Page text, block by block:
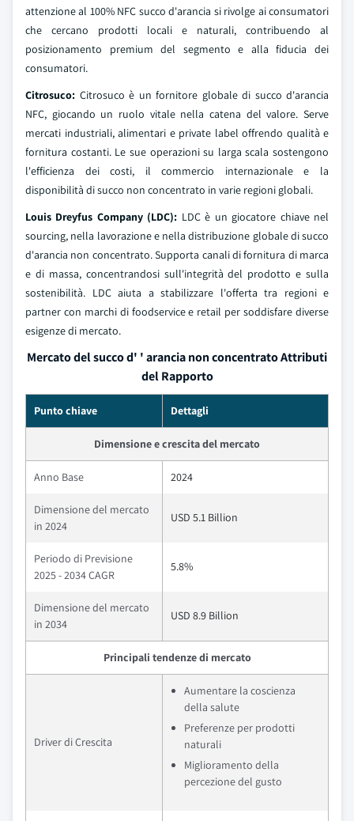
attenzione al 100% NFC succo d'arancia si rivolge ai consumatori
che cercano prodotti locali e naturali, contribuendo al
posizionamento premium del segmento e alla fiducia dei
consumatori.
Citrosuco: Citrosuco è un fornitore globale di succo d'arancia
NFC, giocando un ruolo vitale nella catena del valore. Serve
mercati industriali, alimentari e private label offrendo qualità e
fornitura costanti. Le sue operazioni su larga scala sostengono
l'efficienza dei costi, il commercio internazionale e la
disponibilità di succo non concentrato in varie regioni globali.
Louis Dreyfus Company (LDC): LDC è un giocatore chiave nel
sourcing, nella lavorazione e nella distribuzione globale di succo
d'arancia non concentrato. Supporta canali di fornitura di marca
e di massa, concentrandosi sull'integrità del prodotto e sulla
sostenibilità. LDC aiuta a stabilizzare l'offerta tra regioni e
partner con marchi di foodservice e retail per soddisfare diverse
esigenze di mercato.
Mercato del succo d' ' arancia non concentrato Attributi
del Rapporto
Punto chiave Dettagli
Dimensione e crescita del mercato
Anno Base 2024
Dimensione del mercato
in 2024
USD 5.1 Billion
Periodo di Previsione
2025 - 2034 CAGR
5.8%
Dimensione del mercato
in 2034
USD 8.9 Billion
Principali tendenze di mercato
Driver di Crescita
Aumentare la coscienza
della salute
Preferenze per prodotti
naturali
Miglioramento della
percezione del gusto